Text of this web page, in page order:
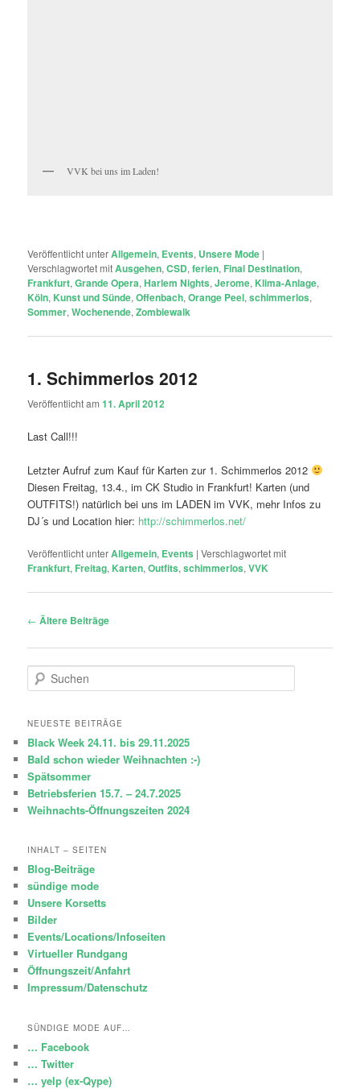
VVK bei uns im Laden!
Veröffentlicht unterAllgemein, Events, Unsere Mode |
Verschlagwortet mitAusgehen,CSD,ferien, Final Destination,
Frankfurt,Grande Opera,Harlem Nights,Jerome, Klima-Anlage,
Köln, Kunst und Sünde,Offenbach,Orange Peel,schimmerlos,
Sommer,Wochenende,Zombiewalk
1. Schimmerlos 2012
Veröffentlicht am11. April 2012
Last Call!!!
Letzter Aufruf zum Kauf für Karten zur 1. Schimmerlos 2012
Diesen Freitag, 13.4., im CK Studio in Frankfurt! Karten (und
OUTFITS!) natürlich bei uns im LADEN im VVK, mehr Infos zu
DJ´s und Location hier: http://schimmerlos.net/
Veröffentlicht unterAllgemein, Events |Verschlagwortet mit
Frankfurt, Freitag, Karten,Outfits,schimmerlos,VVK
Beitragsnavigation
← Ältere Beiträge
u
h
n
NEUESTE BEITRÄGE
Black Week 24.11. bis 29.11.2025
Bald schon wieder Weihnachten :-)
Spätsommer
Betriebsferien 15.7. – 24.7.2025
Weihnachts-Öffnungszeiten 2024
INHALT – SEITEN
Blog-Beiträge
sündige mode
Unsere Korsetts
Bilder
Events/Locations/Infoseiten
Virtueller Rundgang
Öffnungszeit/Anfahrt
Impressum/Datenschutz
SÜNDIGE MODE AUF…
… Facebook
… Twitter
… yelp (ex-Qype)